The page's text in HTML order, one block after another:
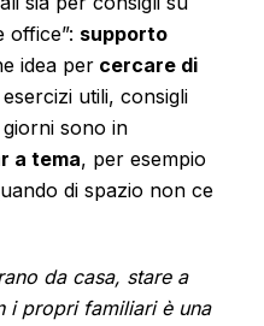
office”: supporto
idea per cercare di
utili, consigli
giorni sono in
a tema, per esempio
di spazio non ce
da casa, stare a
i propri familiari è una